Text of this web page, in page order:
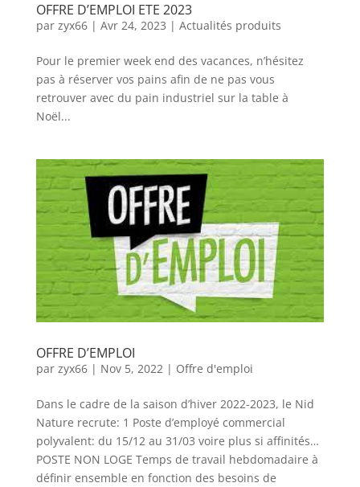
OFFRE D’EMPLOI ETE 2023
par zyx66| Avr 24, 2023 | Actualités produits
Pour le premier week end des vacances, n’hésitez
pas à réserver vos pains afin de ne pas vous
retrouver avec du pain industriel sur la table à
Noël...
OFFRE D’EMPLOI
par zyx66| Nov 5, 2022| Offre d'emploi
Dans le cadre de la saison d’hiver 2022-2023, le Nid
Nature recrute: 1 Poste d’employé commercial
polyvalent: du 15/12 au 31/03 voire plus si affinités…
POSTE NON LOGE Temps de travail hebdomadaire à
définir ensemble en fonction des besoins de